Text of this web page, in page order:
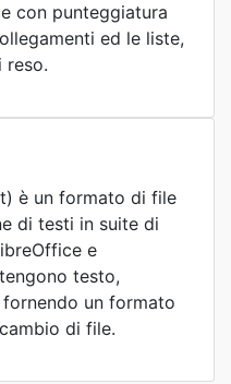
con punteggiatura
ed le liste,
reso.
è un formato di file
di testi in suite di
e
testo,
un formato
di file.